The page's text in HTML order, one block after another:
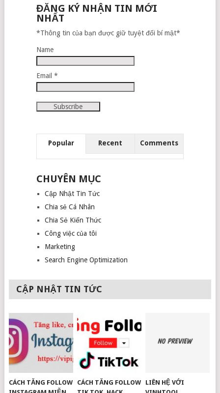
ĐĂNG KÝ NHẬN TIN MỚI
NHẤT
*Thông tin của bạn được giữ tuyệt đối bí mật*
Name
Email *
Popular Recent Comments
CHUYÊN MỤC
Cập Nhật Tin Tức
Chia sẻ Cá Nhân
Chia Sẻ Kiến Thức
Công việc của tôi
Marketing
Search Engine Optimization
CẬP NHẬT TIN TỨC
CÁCH TĂNG FOLLOW
CÁCH TĂNG FOLLOW
LIÊN HỆ VỚI